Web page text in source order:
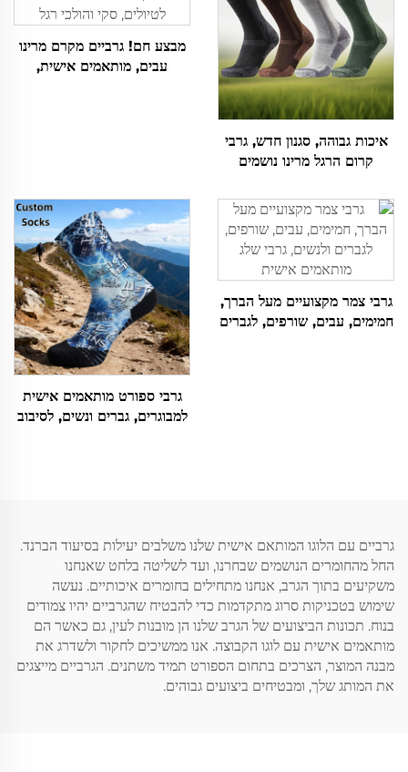
איכות גבוהה, סגנון חדש, גרבי
קרום הרגל מרינו נושמים
אישית, לספורט ולטיולים
מבצע חם! גרביים מקרם מרינו
עבים, מותאמים אישית,
גרבי צמר מקצועיים מעל הברך,
חמימים, עבים, שורפים, לגברים
גרבי ספורט מותאמים אישית
למבוגרים, גברים ונשים, לסיבוב
גרביים עם הלוגו המותאם אישית שלנו משלבים יעילות בסיעוד הברנד.
החל מהחומרים הנושמים שבחרנו, ועד לשליטה בלחט שאנחנו
משקיעים בתוך הגרב, אנחנו מתחילים בחומרים איכותיים. נעשה
שימוש בטכניקות סרוג מתקדמות כדי להבטיח שהגרביים יהיו צמודים
בנוח. תכונות הביצועים של הגרב שלנו הן מובנות לעין, גם כאשר הם
מותאמים אישית עם לוגו הקבוצה. אנו ממשיכים לחקור ולשדרג את
מבנה המוצר, הצרכים בתחום הספורט תמיד משתנים. הגרביים מייצגים
את המותג שלך, ומבטיחים ביצועים גבוהים.